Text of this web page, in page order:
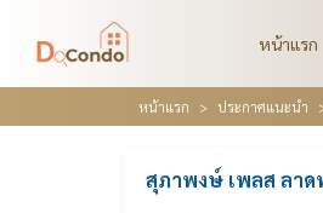
หน้าแรก
หน้าแรก ประกาศแนะนำ
สุภาพงษ์ เพลส ลาด